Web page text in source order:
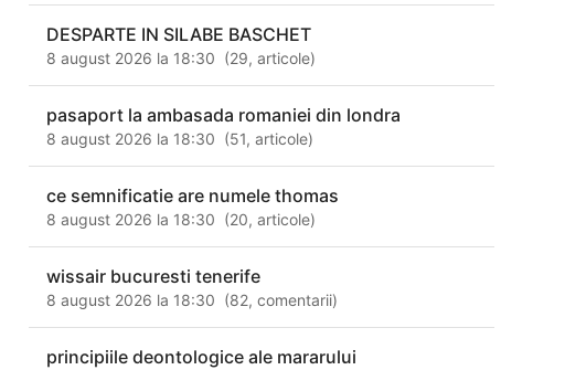
DESPARTE IN SILABE BASCHET
8 august 2026 la 18:30 (29,articole)
pasaport la ambasada romaniei din londra
8 august 2026 la 18:30 (51,articole)
ce semnificatie are numele thomas
8 august 2026 la 18:30 (20,articole)
wissair bucuresti tenerife
8 august 2026 la 18:30 (82,comentarii)
principiile deontologice ale mararului